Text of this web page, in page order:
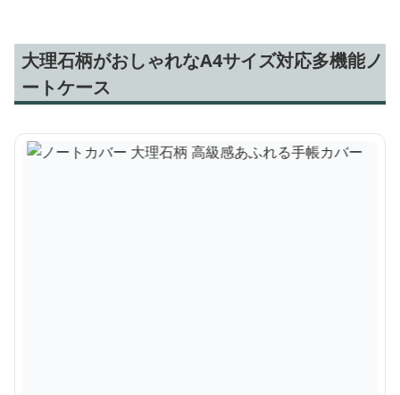
大理石柄がおしゃれなA4サイズ対応多機能ノ
ートケース